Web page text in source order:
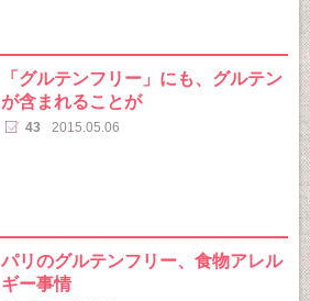
「グルテンフリー」にも、グルテン
が含まれることが
43 2015.05.06
パリのグルテンフリー、食物アレル
ギー事情